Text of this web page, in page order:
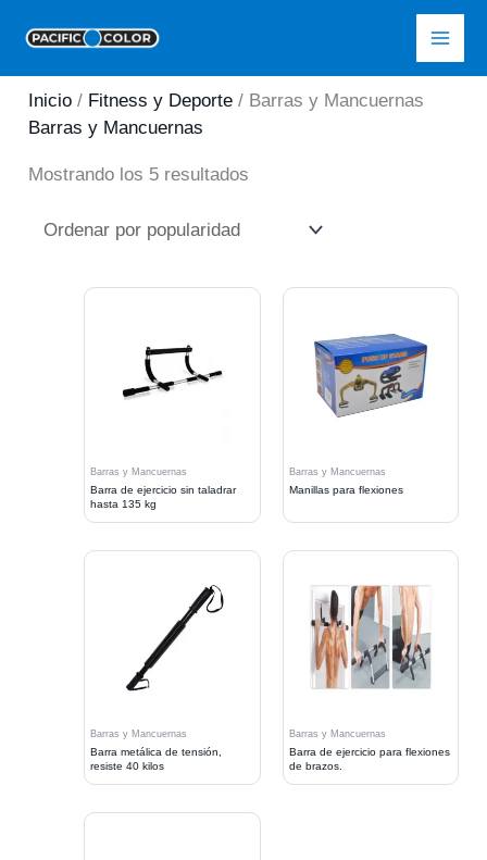
contenido
Inicio / Fitness y Deporte / Barras y Mancuernas
Barras y Mancuernas
Mostrando los 5 resultados
popularidad
Barras y Mancuernas
Barra de ejercicio sin taladrar
hasta 135 kg
Barras y Mancuernas
Manillas para flexiones
Barras y Mancuernas
Barra metálica de tensión,
resiste 40 kilos
Barras y Mancuernas
Barra de ejercicio para flexiones
de brazos.